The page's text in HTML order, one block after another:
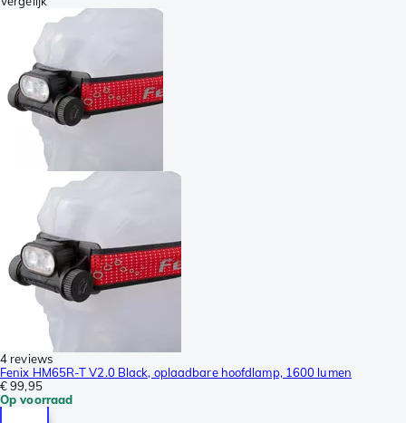
4 reviews
Fenix HM65R-T V2.0 Black, oplaadbare hoofdlamp, 1600 lumen
€ 99,95
Op voorraad